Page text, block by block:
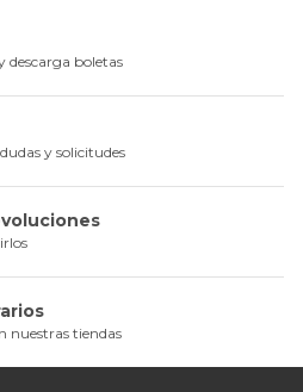
descarga boletas
y solicitudes
nuestras tiendas